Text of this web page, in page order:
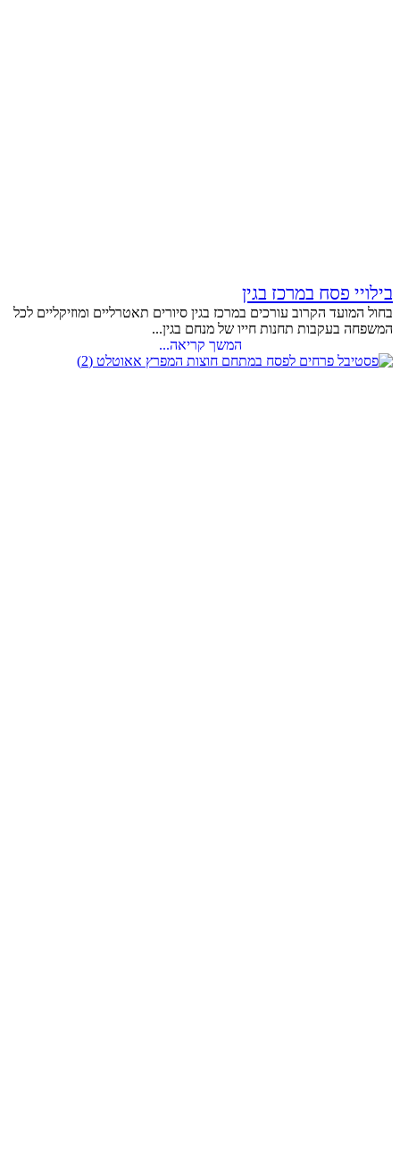
בילויי פסח במרכז בגין
בחול המועד הקרוב עורכים במרכז בגין סיורים תאטרליים ומוזיקליים לכל
המשפחה בעקבות תחנות חייו של מנחם בגין...
המשך קריאה...